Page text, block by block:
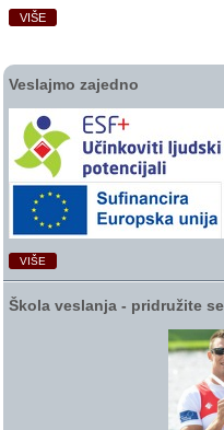
VIŠE
Veslajmo zajedno
VIŠE
Škola veslanja ‑ pridružite